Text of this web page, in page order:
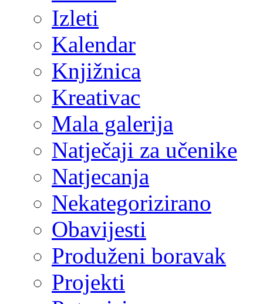
Izleti
Kalendar
Knjižnica
Kreativac
Mala galerija
Natječaji za učenike
Natjecanja
Nekategorizirano
Obavijesti
Produženi boravak
Projekti